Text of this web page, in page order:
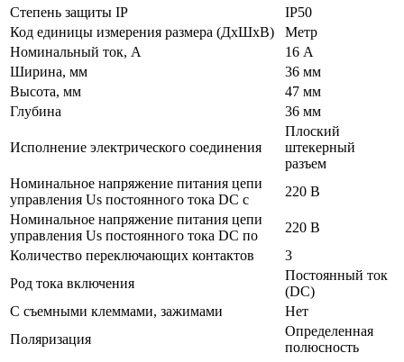
Степень защиты IP
IP50
Код единицы измерения размера (ДхШхВ)
Метр
Номинальный ток, А
16 А
Ширина, мм
36 мм
Высота, мм
47 мм
Глубина
36 мм
Исполнение электрического соединения
Плоский
штекерный
разъем
Номинальное напряжение питания цепи
управления Us постоянного тока DC с
220 В
Номинальное напряжение питания цепи
управления Us постоянного тока DC по
220 В
Количество переключающих контактов
3
Род тока включения
Постоянный ток
(DC)
С съемными клеммами, зажимами
Нет
Поляризация
Определенная
полюсность